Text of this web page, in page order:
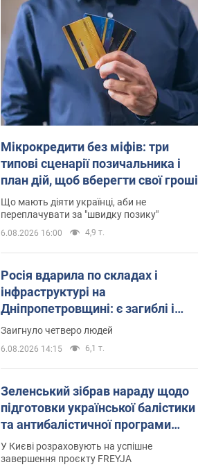
Мікрокредити без міфів: три
типові сценарії позичальника і
план дій, щоб вберегти свої гроші
Що мають діяти українці, аби не
переплачувати за "швидку позику"
6.08.2026 16:00 4,9 т.
Росія вдарила по складах і
інфраструктурі на
Дніпропетровщині: є загиблі і
поранені. Фото
Заигнуло четверо людей
6.08.2026 14:15 6,1 т.
Зеленський зібрав нараду щодо
підготовки української балістики
та антибалістичної програми
FREYJA: які рішення готуються
У Києві розраховують на успішне
завершення проєкту FREYJA